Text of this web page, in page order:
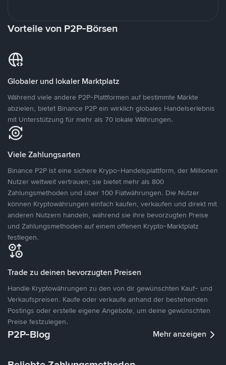
Vorteile von P2P-Börsen
Globaler und lokaler Marktplatz
Während viele andere P2P-Plattformen auf bestimmte Märkte
abzielen, bietet Binance P2P ein wirklich globales Handelserlebnis
mit Unterstützung für mehr als 70 lokale Währungen.
Viele Zahlungsarten
Binance P2P ist eine sichere Krypo-Handelsplattform, der Millionen
Nutzer weltweit vertrauen; sie bietet mehr als 800
Zahlungsmethoden und über 100 Fiatwährungen. Die Nutzer
können Kryptowährungen einfach kaufen, verkaufen und direkt mit
anderen Nutzern handeln, während sie ihre bevorzugten Preise
und Zahlungsmethoden auf einem offenen Krypto-Marktplatz
festlegen.
Trade zu deinen bevorzugten Preisen
Handle Kryptowährungen zu den von dir gewünschten Kauf- und
Verkaufspreisen. Kaufe oder verkaufe anhand der bestehenden
Postings oder erstelle eigene Angebote, um deine gewünschten
Preise festzulegen.
P2P-Blog Mehr anzeigen